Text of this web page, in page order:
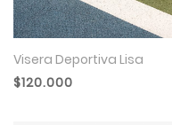
Visera Deportiva Lisa
$120.000